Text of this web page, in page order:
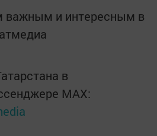
важным и интересным в
в
MАХ: